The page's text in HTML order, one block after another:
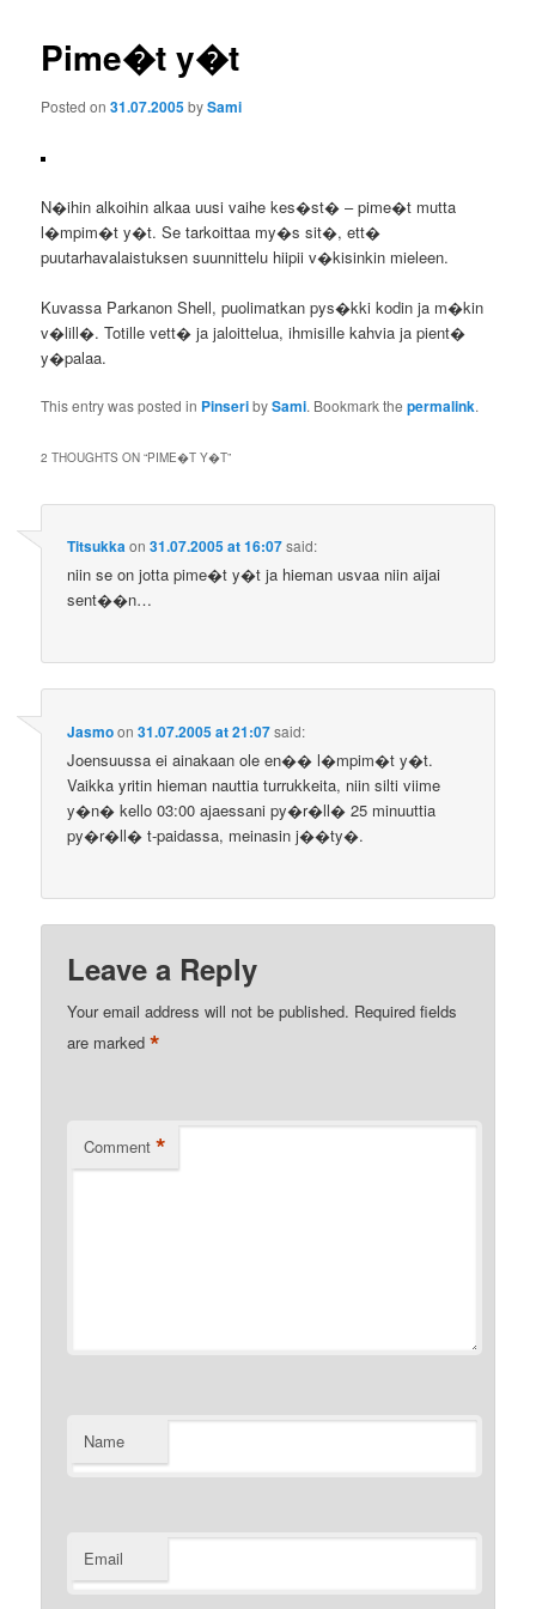
Pime�t y�t
Posted on31.07.2005bySami
N�ihin alkoihin alkaa uusi vaihe kes�st� – pime�t mutta
l�mpim�t y�t. Se tarkoittaa my�s sit�, ett�
puutarhavalaistuksen suunnittelu hiipii v�kisinkin mieleen.
Kuvassa Parkanon Shell, puolimatkan pys�kki kodin ja m�kin
v�lill�. Totille vett� ja jaloittelua, ihmisille kahvia ja pient�
y�palaa.
This entry was posted in PinseribySami. Bookmark thepermalink.
2 THOUGHTS ON “PIME�T Y�T”
Titsukkaon31.07.2005 at 16:07said:
niin se on jotta pime�t y�t ja hieman usvaa niin aijai
sent��n…
Jasmoon31.07.2005 at 21:07said:
Joensuussa ei ainakaan ole en�� l�mpim�t y�t.
Vaikka yritin hieman nauttia turrukkeita, niin silti viime
y�n� kello 03:00 ajaessani py�r�ll� 25 minuuttia
py�r�ll� t-paidassa, meinasin j��ty�.
Leave a Reply
Your email address will not be published. Required fields
are marked*
Comment *
Name
Email